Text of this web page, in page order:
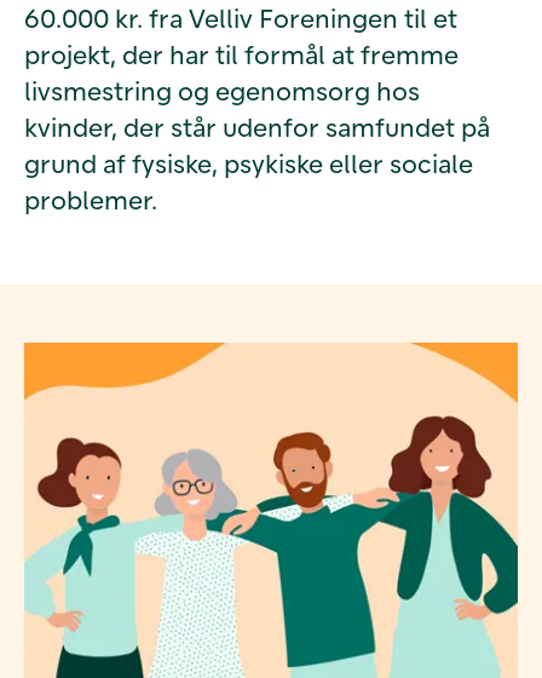
60.000 kr. fra Velliv Foreningen til et
projekt, der har til formål at fremme
livsmestring og egenomsorg hos
kvinder, der står udenfor samfundet på
grund af fysiske, psykiske eller sociale
problemer.